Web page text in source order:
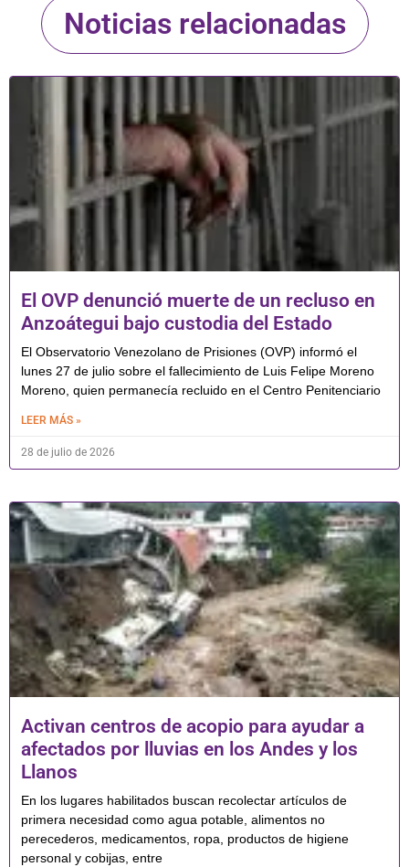
Noticias relacionadas
El OVP denunció muerte de un recluso en
Anzoátegui bajo custodia del Estado
El Observatorio Venezolano de Prisiones (OVP) informó el
lunes 27 de julio sobre el fallecimiento de Luis Felipe Moreno
Moreno, quien permanecía recluido en el Centro Penitenciario
LEER MÁS »
28 de julio de 2026
Activan centros de acopio para ayudar a
afectados por lluvias en los Andes y los
Llanos
En los lugares habilitados buscan recolectar artículos de
primera necesidad como agua potable, alimentos no
perecederos, medicamentos, ropa, productos de higiene
personal y cobijas, entre